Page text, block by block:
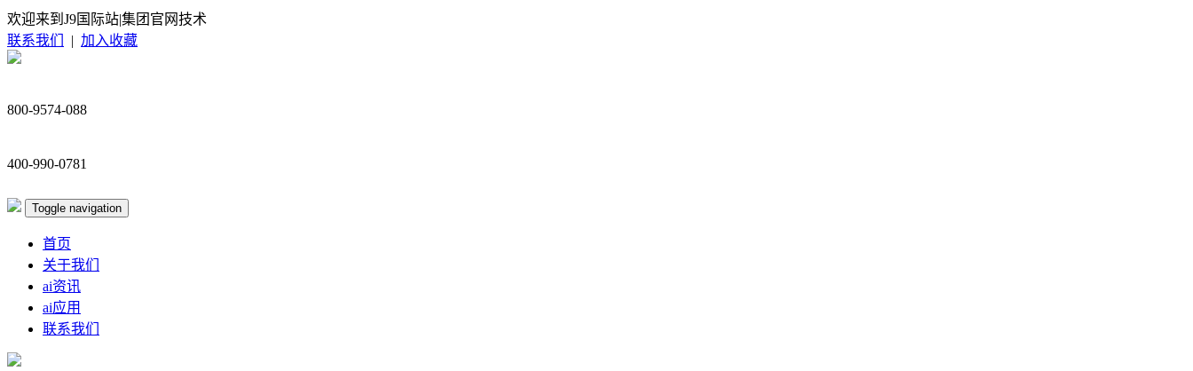
欢迎来到J9国际站|集团官网技术
联系我们
| 加入收藏
800-9574-088
400-990-0781
Toggle navigation
首页
关于我们
ai资讯
ai应用
联系我们